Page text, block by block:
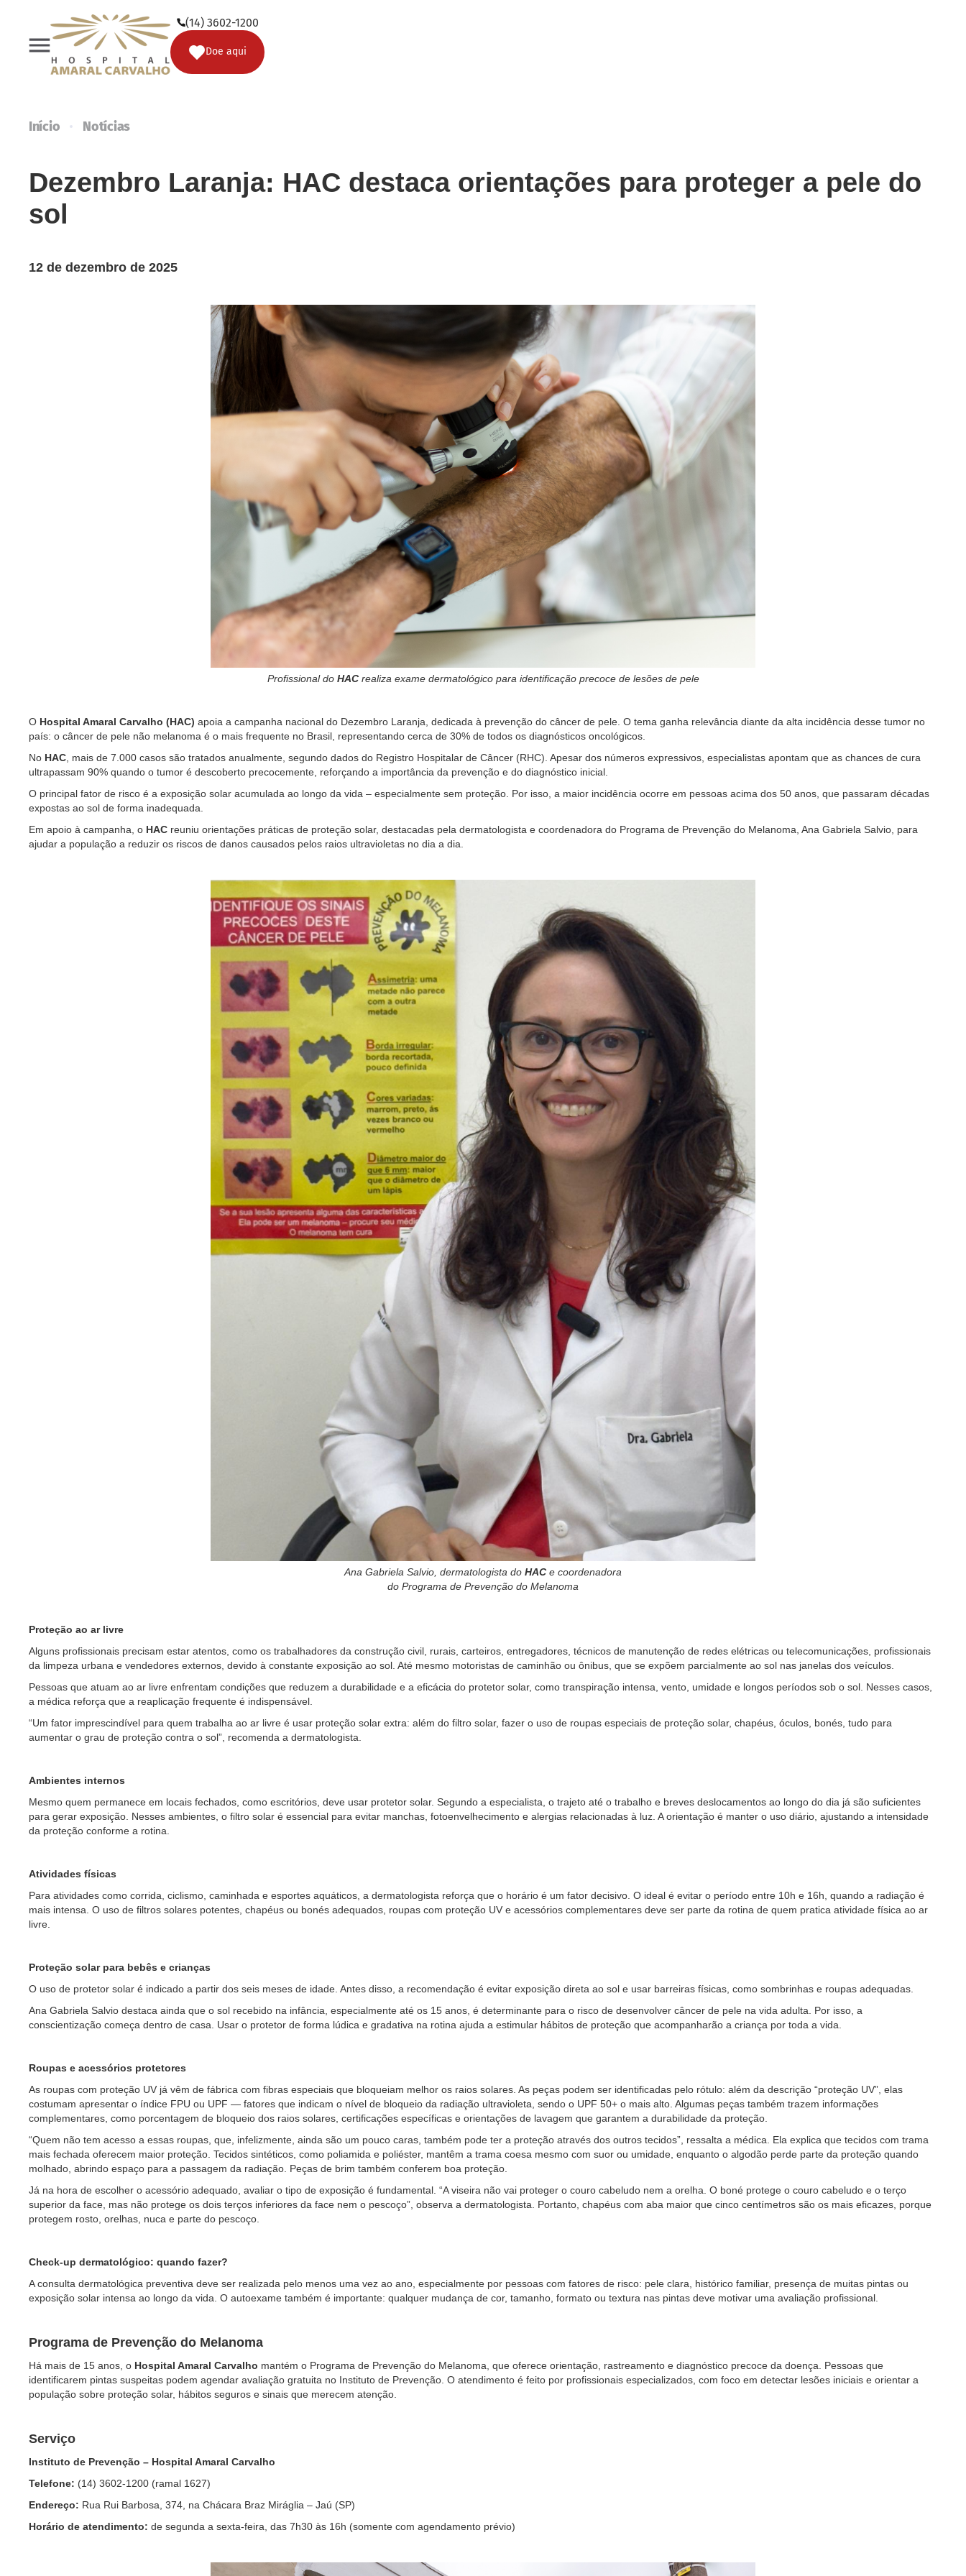
(14) 3602-1200
Doe aqui
Doe
Início Notícias
Dezembro Laranja: HAC destaca orientações para proteger a pele do
sol
12 de dezembro de 2025
Profissional do HAC realiza exame dermatológico para identificação precoce de lesões de pele
O Hospital Amaral Carvalho (HAC) apoia a campanha nacional do Dezembro Laranja, dedicada à prevenção do câncer de pele. O tema ganha relevância diante da alta incidência desse tumor no
país: o câncer de pele não melanoma é o mais frequente no Brasil, representando cerca de 30% de todos os diagnósticos oncológicos.
No HAC , mais de 7.000 casos são tratados anualmente, segundo dados do Registro Hospitalar de Câncer (RHC). Apesar dos números expressivos, especialistas apontam que as chances de cura
ultrapassam 90% quando o tumor é descoberto precocemente, reforçando a importância da prevenção e do diagnóstico inicial.
O principal fator de risco é a exposição solar acumulada ao longo da vida – especialmente sem proteção. Por isso, a maior incidência ocorre em pessoas acima dos 50 anos, que passaram décadas
expostas ao sol de forma inadequada.
Em apoio à campanha, o HAC reuniu orientações práticas de proteção solar, destacadas pela dermatologista e coordenadora do Programa de Prevenção do Melanoma, Ana Gabriela Salvio, para
ajudar a população a reduzir os riscos de danos causados pelos raios ultravioletas no dia a dia.
Ana Gabriela Salvio, dermatologista do HAC e coordenadora
do Programa de Prevenção do Melanoma
Proteção ao ar livre
Alguns profissionais precisam estar atentos, como os trabalhadores da construção civil, rurais, carteiros, entregadores, técnicos de manutenção de redes elétricas ou telecomunicações, profissionais
da limpeza urbana e vendedores externos, devido à constante exposição ao sol. Até mesmo motoristas de caminhão ou ônibus, que se expõem parcialmente ao sol nas janelas dos veículos.
Pessoas que atuam ao ar livre enfrentam condições que reduzem a durabilidade e a eficácia do protetor solar, como transpiração intensa, vento, umidade e longos períodos sob o sol. Nesses casos,
a médica reforça que a reaplicação frequente é indispensável.
“Um fator imprescindível para quem trabalha ao ar livre é usar proteção solar extra: além do filtro solar, fazer o uso de roupas especiais de proteção solar, chapéus, óculos, bonés, tudo para
aumentar o grau de proteção contra o sol”, recomenda a dermatologista.
Ambientes internos
Mesmo quem permanece em locais fechados, como escritórios, deve usar protetor solar. Segundo a especialista, o trajeto até o trabalho e breves deslocamentos ao longo do dia já são suficientes
para gerar exposição. Nesses ambientes, o filtro solar é essencial para evitar manchas, fotoenvelhecimento e alergias relacionadas à luz. A orientação é manter o uso diário, ajustando a intensidade
da proteção conforme a rotina.
Atividades físicas
Para atividades como corrida, ciclismo, caminhada e esportes aquáticos, a dermatologista reforça que o horário é um fator decisivo. O ideal é evitar o período entre 10h e 16h, quando a radiação é
mais intensa. O uso de filtros solares potentes, chapéus ou bonés adequados, roupas com proteção UV e acessórios complementares deve ser parte da rotina de quem pratica atividade física ao ar
livre.
Proteção solar para bebês e crianças
O uso de protetor solar é indicado a partir dos seis meses de idade. Antes disso, a recomendação é evitar exposição direta ao sol e usar barreiras físicas, como sombrinhas e roupas adequadas.
Ana Gabriela Salvio destaca ainda que o sol recebido na infância, especialmente até os 15 anos, é determinante para o risco de desenvolver câncer de pele na vida adulta. Por isso, a
conscientização começa dentro de casa. Usar o protetor de forma lúdica e gradativa na rotina ajuda a estimular hábitos de proteção que acompanharão a criança por toda a vida.
Roupas e acessórios protetores
As roupas com proteção UV já vêm de fábrica com fibras especiais que bloqueiam melhor os raios solares. As peças podem ser identificadas pelo rótulo: além da descrição “proteção UV”, elas
costumam apresentar o índice FPU ou UPF — fatores que indicam o nível de bloqueio da radiação ultravioleta, sendo o UPF 50+ o mais alto. Algumas peças também trazem informações
complementares, como porcentagem de bloqueio dos raios solares, certificações específicas e orientações de lavagem que garantem a durabilidade da proteção.
“Quem não tem acesso a essas roupas, que, infelizmente, ainda são um pouco caras, também pode ter a proteção através dos outros tecidos”, ressalta a médica. Ela explica que tecidos com trama
mais fechada oferecem maior proteção. Tecidos sintéticos, como poliamida e poliéster, mantêm a trama coesa mesmo com suor ou umidade, enquanto o algodão perde parte da proteção quando
molhado, abrindo espaço para a passagem da radiação. Peças de brim também conferem boa proteção.
Já na hora de escolher o acessório adequado, avaliar o tipo de exposição é fundamental. “A viseira não vai proteger o couro cabeludo nem a orelha. O boné protege o couro cabeludo e o terço
superior da face, mas não protege os dois terços inferiores da face nem o pescoço”, observa a dermatologista. Portanto, chapéus com aba maior que cinco centímetros são os mais eficazes, porque
protegem rosto, orelhas, nuca e parte do pescoço.
Check-up dermatológico: quando fazer?
A consulta dermatológica preventiva deve ser realizada pelo menos uma vez ao ano, especialmente por pessoas com fatores de risco: pele clara, histórico familiar, presença de muitas pintas ou
exposição solar intensa ao longo da vida. O autoexame também é importante: qualquer mudança de cor, tamanho, formato ou textura nas pintas deve motivar uma avaliação profissional.
Programa de Prevenção do Melanoma
Há mais de 15 anos, o Hospital Amaral Carvalho mantém o Programa de Prevenção do Melanoma, que oferece orientação, rastreamento e diagnóstico precoce da doença. Pessoas que
identificarem pintas suspeitas podem agendar avaliação gratuita no Instituto de Prevenção. O atendimento é feito por profissionais especializados, com foco em detectar lesões iniciais e orientar a
população sobre proteção solar, hábitos seguros e sinais que merecem atenção.
Serviço
Instituto de Prevenção – Hospital Amaral Carvalho
Telefone: (14) 3602-1200 (ramal 1627)
Endereço: Rua Rui Barbosa, 374, na Chácara Braz Miráglia – Jaú (SP)
Horário de atendimento: de segunda a sexta-feira, das 7h30 às 16h (somente com agendamento prévio)